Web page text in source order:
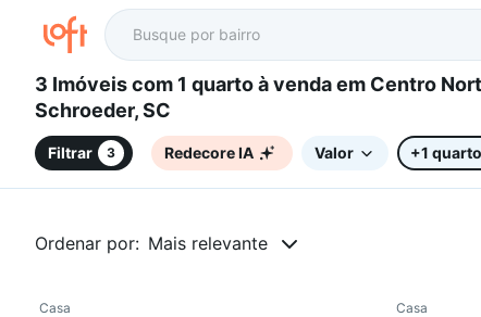
3 Imóveis com 1 quarto à venda em Centro Norte,
Schroeder, SC
Filtrar 3 Redecore IA Valor +1
Ordenar por: Mais relevante
Casa Casa